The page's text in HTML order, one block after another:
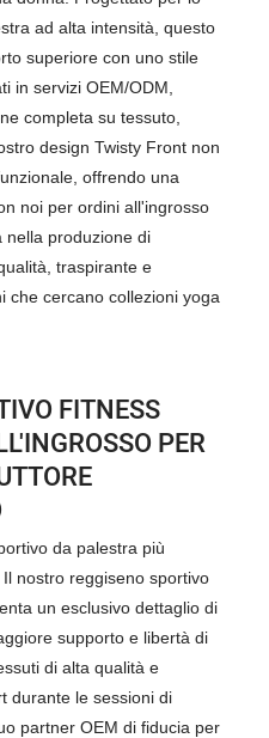
ad alta intensità, questo
superiore con uno stile
in servizi OEM/ODM,
completa su tessuto,
design Twisty Front non
offrendo una
noi per ordini all'ingrosso
nella produzione di
traspirante e
che cercano collezioni yoga
FITNESS
PER
da palestra più
nostro reggiseno sportivo
un esclusivo dettaglio di
supporto e libertà di
di alta qualità e
durante le sessioni di
partner OEM di fiducia per